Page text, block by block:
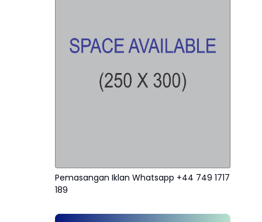
Pemasangan Iklan Whatsapp +44 749 1717
189